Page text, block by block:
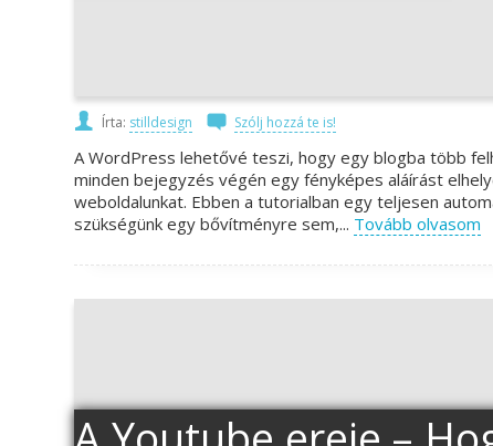
Írta: stilldesign Szólj hozzá te is!
A WordPress lehetővé teszi, hogy egy blogba több
minden bejegyzés végén egy fényképes aláírást
weboldalunkat. Ebben a tutorialban egy teljesen
szükségünk egy bővítményre sem,... Tovább olvasom